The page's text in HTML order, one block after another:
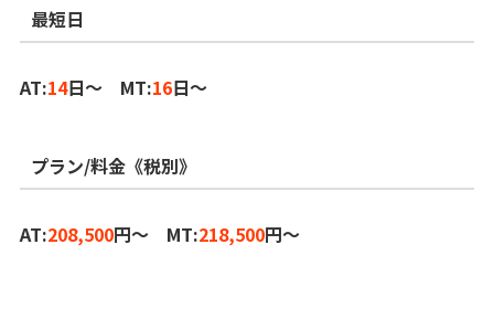
最短日
AT:14日～ MT:16日～
プラン/料金《税別》
AT:208,500円～ MT:218,500円～